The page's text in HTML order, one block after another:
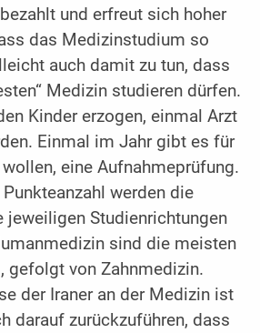
und erfreut sich hoher
das Medizinstudium so
auch damit zu tun, dass
Medizin studieren dürfen.
Kinder erzogen, einmal Arzt
Einmal im Jahr gibt es für
eine Aufnahmeprüfung.
werden die
jeweiligen Studienrichtungen
sind die meisten
gefolgt von Zahnmedizin.
der Iraner an der Medizin ist
darauf zurückzuführen, dass